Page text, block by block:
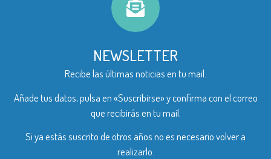
NEWSLETTER
Recibe las últimas noticias en tu mail.
Añade tus datos, pulsa en «Suscribirse» y confirma con el correo
que recibirás en tu mail.
Si ya estás suscrito de otros años no es necesario volver a
realizarlo.